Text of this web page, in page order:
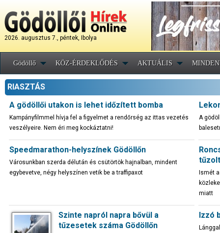
2026. augusztus 7., péntek, Ibolya
Gödöllő KÖZ-ÉRDEKLŐDÉS AKTUÁLIS
RIASZTÁS
A gödöllői utakon is lehet időzített bomba
Kampányfilmmel hívja fel a figyelmet a rendőrség az ittas vezetés
veszélyeire. Nem éri meg kockáztatni!
A
Speedmarathon-helyszínek Gödöllőn
Városunkban szerda délután és csütörtök hajnalban, mindent
egybevetve, négy helyszínen vetik be a traffipaxot
Ismét
miatt
Szinte napról napra bővül a
tűzesetek száma Gödöllőn
Izzó